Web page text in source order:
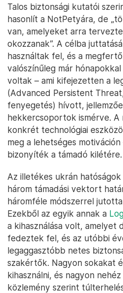
Talos biztonsági kutatói
hasonlít a NotPetyára, de
van, amelyeket arra
okozzanak”. A célba
használtak fel, és a
valószínűleg már
voltak – ami kifejezetten a
(Advanced Persistent
fenyegetés) hívott,
hekkercsoportok ismérve. A
konkrét technológiai
meg a lehetséges
bizonyíték a támadó kilétére.
Az illetékes ukrán hatóságok
három támadási vektort
háromféle módszerrel
Ezekből az egyik annak a
a kihasználása volt, amelyet
fedeztek fel, és az utóbbi
legaggasztóbb netes
szakértők. Nagyon sokakat
kihasználni, és nagyon
közlemény szerint